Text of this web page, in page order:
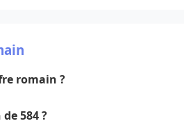
romain ?
584 ?